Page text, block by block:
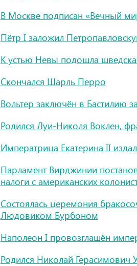
В Москве подписан «Вечный
Пётр I заложил
К устью Невы подошла
Cкончался Шарль Перро
Вольтер заключён в Бастилию
Родился Луи-Николя Воклен,
Императрица Екатерина II
Парламент Вирджинии
налоги с американских
Состоялась церемония
Людовиком Бурбоном
Наполеон I провозглашён
Родился Николай Герасимович